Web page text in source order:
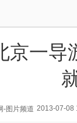
京一导
-图片频道 2013-07-08